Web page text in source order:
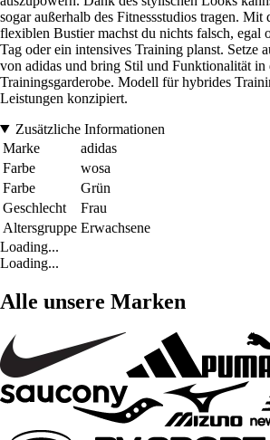
sogar außerhalb des Fitnessstudios tragen. Mit
flexiblen Bustier machst du nichts falsch, egal
Tag oder ein intensives Training planst. Setze
von adidas und bring Stil und Funktionalität in
Trainingsgarderobe. Modell für hybrides
Leistungen konzipiert.
Zusätzliche Informationen
Marke
adidas
Farbe
wosa
Farbe
Grün
Geschlecht
Frau
Altersgruppe Erwachsene
Loading...
Loading...
Alle unsere Marken